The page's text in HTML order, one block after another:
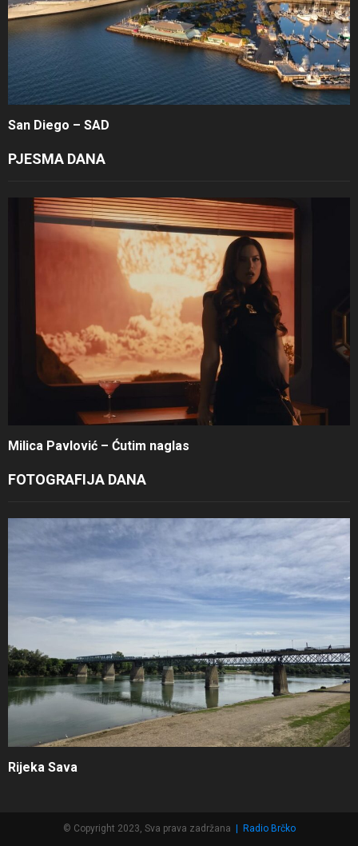
San Diego – SAD
PJESMA DANA
Milica Pavlović – Ćutim naglas
FOTOGRAFIJA DANA
Rijeka Sava
© Copyright 2023, Sva prava zadržana | Radio Brčko